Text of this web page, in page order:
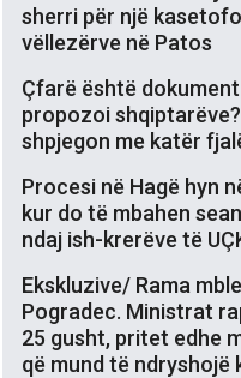
sherri për një
vëllezërve në Patos
Çfarë është
propozoi
shpjegon me katër
Procesi në Hagë hyn
kur do të mbahen
ndaj ish-krerëve të
Ekskluzive/ Rama
Pogradec. Ministrat
25 gusht, pritet edhe
që mund të ndryshojë